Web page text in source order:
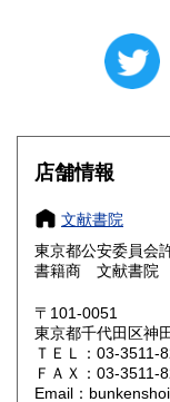
大阪府
奈良県
鳥取県
岡山県
山口県
店舗情報
文献書院
東京都公安委員会
書籍商 文献書院
〒101-0051
東京都千代田区
ＴＥＬ：03-3511-
ＦＡＸ：03-3511-
Email：